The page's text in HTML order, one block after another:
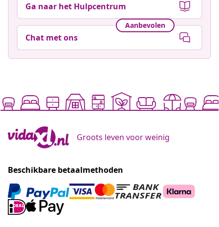
Ga naar het Hulpcentrum
Aanbevolen
Chat met ons
Groots leven voor weinig
Beschikbare betaalmethoden